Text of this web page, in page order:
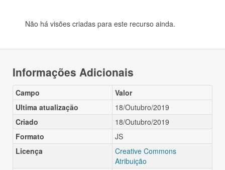
Não há visões criadas para este recurso ainda.
Informações Adicionais
Campo
Valor
Ultima atualização
18/Outubro/2019
Criado
18/Outubro/2019
Formato
JS
Licença
Creative Commons
Atribuição